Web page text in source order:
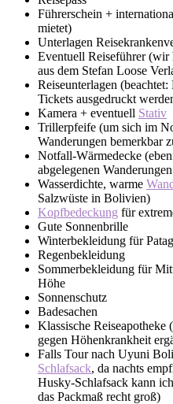
Führerschein +
mietet)
Unterlagen
Eventuell Reiseführer (wir
aus dem Stefan Loose
Reiseunterlagen
Tickets ausgedruckt
Kamera + eventuell Stativ
Trillerpfeife (um sich im
Wanderungen bemerkbar
Notfall-Wärmedecke
abgelegenen
Wasserdichte, warme
Salzwüste in Bolivien)
Kopfbedeckung für
Gute Sonnenbrille
Winterbekleidung für
Regenbekleidung
Sommerbekleidung für
Höhe
Sonnenschutz
Badesachen
Klassische
gegen Höhenkrankheit
Falls Tour nach Uyuni
Schlafsack, da nachts
Husky-Schlafsack kann
das Packmaß recht groß)